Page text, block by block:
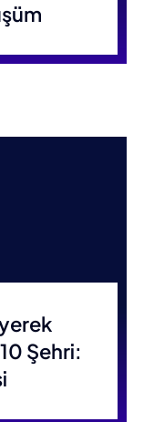
Şehri: